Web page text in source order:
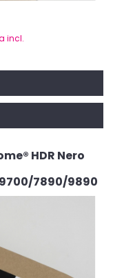
incl.
HDR Nero
7890/9890